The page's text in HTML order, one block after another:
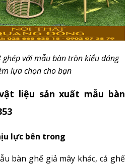
ghép với mẫu bàn tròn kiểu dáng
lựa chọn cho bạn
liệu sản xuất mẫu bàn
lực bên trong
bàn ghế giả mây khác, cả ghế